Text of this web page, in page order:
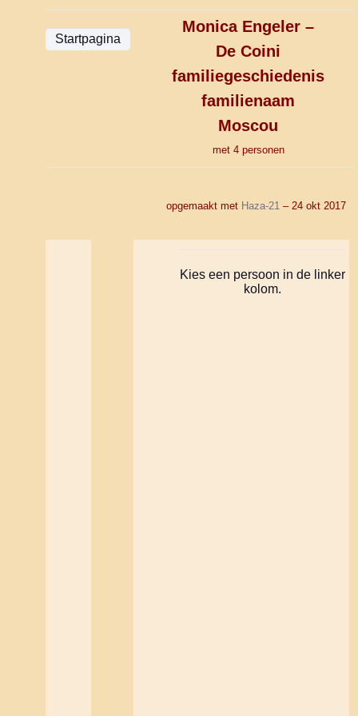
opgemaakt met Haza-21– 24 okt 2017
Monica Engeler –
De Coini
familiegeschiedenis
familienaam
Moscou
met 4 personen